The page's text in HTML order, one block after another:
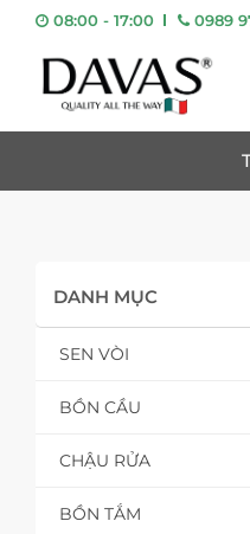
08:00 - 17:00 0989
DANH MỤC
SEN VÒI
BỒN CẦU
CHẬU RỬA
BỒN TẮM